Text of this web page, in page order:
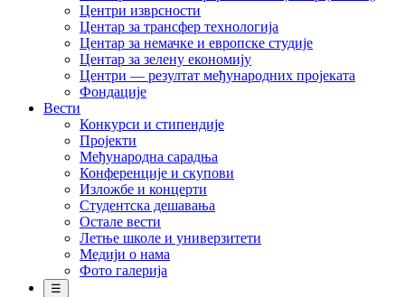
Центри изврсности
Центар за трансфер технологија
Центар за немачке и европске студије
Центар за зелену економију
Центри — резултат међународних пројеката
Фондације
Вести
Конкурси и стипендије
Пројекти
Међународна сарадња
Конференције и скупови
Изложбе и концерти
Студентска дешавања
Остале вести
Летње школе и универзитети
Медији о нама
Фото галерија
☰